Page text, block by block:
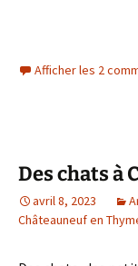
Afficher les 2
Des chats à
avril 8, 2023
Châteauneuf en